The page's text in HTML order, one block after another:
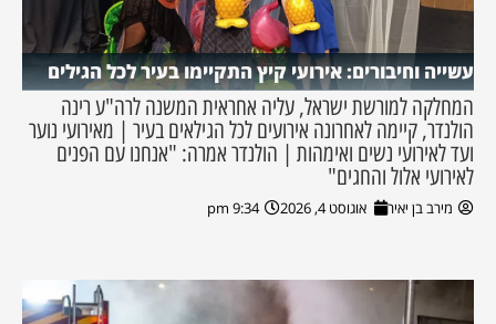
עשייה וחיבורים: אירועי קיץ התקיימו בעיר לכל הגילים
המחלקה למורשת ישראל, עליה אחראית המשנה לרה"ע רינה
הולנדר, קיימה לאחרונה אירועים לכל הגילאים בעיר | מאירועי נוער
ועד לאירועי נשים ואימהות | הולנדר אמרה: "אנחנו עם הפנים
לאירועי אלול והחגים"
מירב בן יאיר אוגוסט 4, 2026 9:34 pm